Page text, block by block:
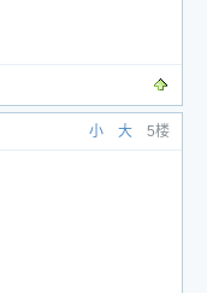
小 大 5楼